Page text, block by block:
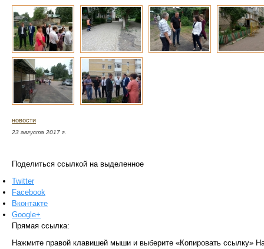
новости
23 августа 2017 г.
Поделиться ссылкой на выделенное
Twitter
Facebook
Вконтакте
Google+
Прямая ссылка:
Нажмите правой клавишей мыши и выберите «Копировать ссылку»